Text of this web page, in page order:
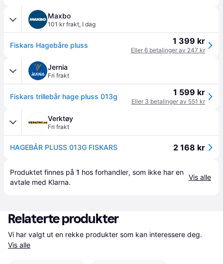
Maxbo
101 kr frakt, I dag
Fiskars Hagebåre pluss 1 399 kr
Eller 6 betalinger av 247 kr
Jernia
Fri frakt
Fiskars trillebår hage pluss 013g 1 599 kr
Eller 3 betalinger av 551 kr
Verktøy
Fri frakt
HAGEBÅR PLUSS 013G FISKARS 2 168 kr
Produktet finnes på 1 hos forhandler, som ikke har en
avtale med Klarna.
Vis alle
Relaterte produkter
Vis alle